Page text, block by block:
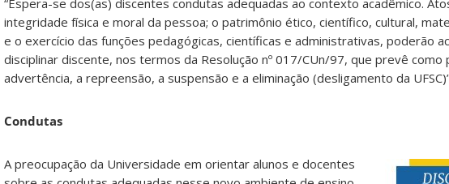
“Espera-se dos(as) discentes condutas adequadas ao contexto acadêmico.
integridade física e moral da pessoa; o patrimônio ético, científico, cultural,
e o exercício das funções pedagógicas, científicas e administrativas, poderão
disciplinar discente, nos termos da Resolução nº 017/CUn/97, que prevê como
advertência, a repreensão, a suspensão e a eliminação (desligamento da
Condutas
A preocupação da Universidade em orientar alunos e docentes